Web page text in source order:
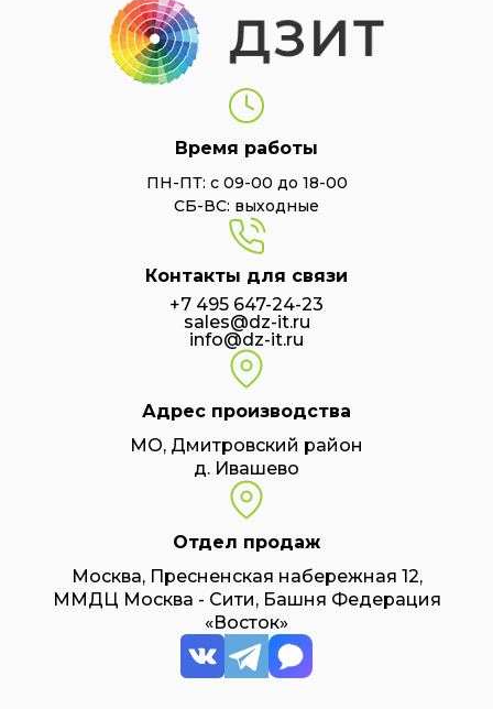
Время работы
ПН-ПТ: с 09-00 до 18-00
СБ-ВС: выходные
Контакты для связи
+7 495 647-24-23
sales@dz-it.ru
info@dz-it.ru
Адрес производства
МО, Дмитровский район
д. Ивашево
Отдел продаж
Москва, Пресненская набережная 12,
ММДЦ Москва - Сити, Башня Федерация
«Восток»